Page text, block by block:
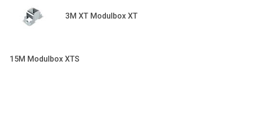
3M XT Modulbox XT
15M Modulbox XTS